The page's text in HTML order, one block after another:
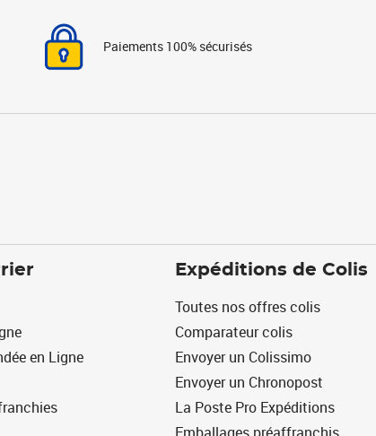
Paiements 100% sécurisés
en Ligne
Expéditions de Colis
Toutes nos offres colis
Comparateur colis
Envoyer un Colissimo
Envoyer un Chronopost
La Poste Pro Expéditions